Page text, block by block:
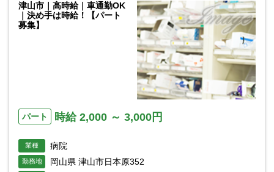
津山市｜高時給｜車通勤OK
｜決め手は時給！【パート
募集】
パート 時給 2,000 ～ 3,000円
業種 病院
勤務地 岡山県 津山市日本原352